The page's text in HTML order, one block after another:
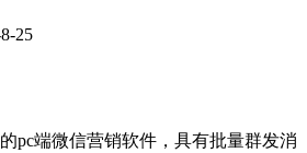
25
pc端微信营销软件，具有批量群发消